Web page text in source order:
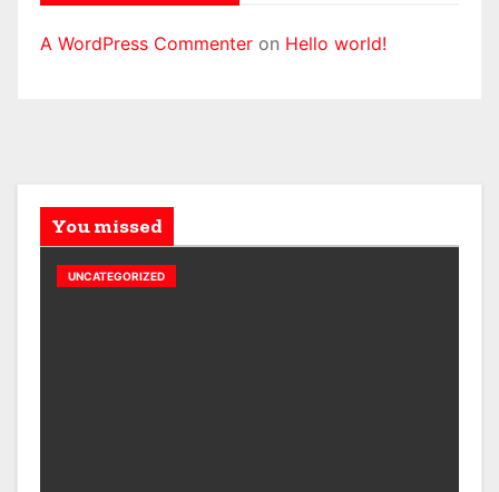
A WordPress Commenter on Hello world!
You missed
UNCATEGORIZED